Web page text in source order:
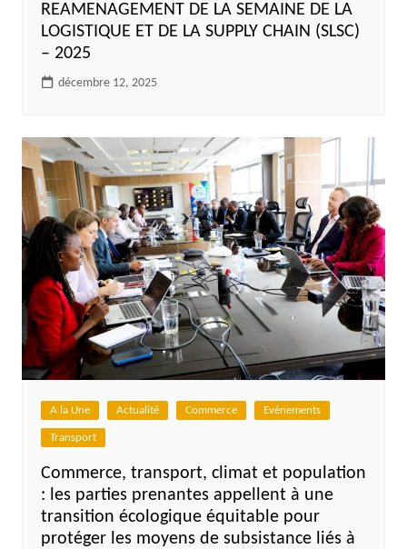
REAMENAGEMENT DE LA SEMAINE DE LA
LOGISTIQUE ET DE LA SUPPLY CHAIN (SLSC)
– 2025
décembre 12, 2025
A la Une Actualité Commerce Evénements
Transport
Commerce, transport, climat et population
: les parties prenantes appellent à une
transition écologique équitable pour
protéger les moyens de subsistance liés à